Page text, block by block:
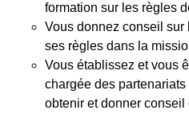
formation sur les règles
Vous donnez conseil sur
ses règles dans la
Vous établissez et vous
chargée des
obtenir et donner